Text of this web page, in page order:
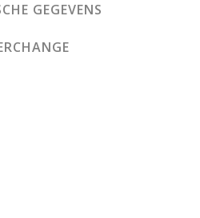
GEGEVENS